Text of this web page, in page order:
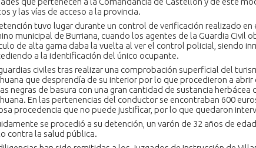
y las vías de acceso a la provincia.
tuvo lugar durante un control de verificación realizado en
municipal de Burriana, cuando los agentes de la Guardia Civil
de alta gama daba la vuelta al ver el control policial, siendo
a la identificación del único ocupante.
civiles tras realizar una comprobación superficial del
que desprendía de su interior por lo que procedieron a
negras de basura con una gran cantidad de sustancia
En las pertenencias del conductor se encontraban 600
procedencia que no puede justificar, por lo que quedaron
se procedió a su detención, un varón de 32 años de
contra la salud pública.